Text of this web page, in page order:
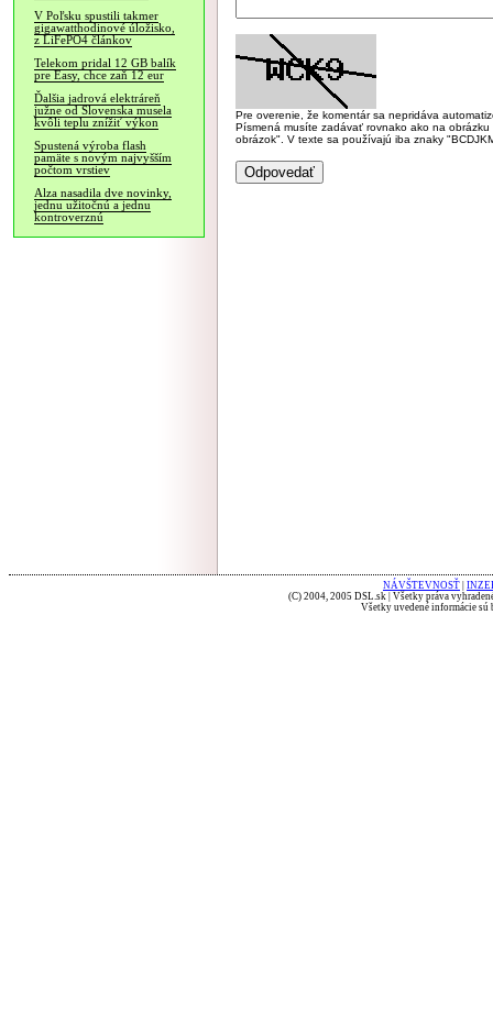
V Poľsku spustili takmer
gigawatthodinové úložisko,
z LiFePO4 článkov
Telekom pridal 12 GB balík
pre Easy, chce zaň 12 eur
Ďalšia jadrová elektráreň
južne od Slovenska musela
kvôli teplu znížiť výkon
Spustená výroba flash
pamäte s novým najvyšším
počtom vrstiev
Alza nasadila dve novinky,
jednu užitočnú a jednu
kontroverznú
Pre overenie, že komentár sa nepridáva
Písmená musíte zadávať rovnako ako na
obrázok". V texte sa používajú iba znaky
NÁVŠTEVNOSŤ
(C) 2004, 2005 DSL.sk | Všetky práva
Všetky uvedené informácie sú